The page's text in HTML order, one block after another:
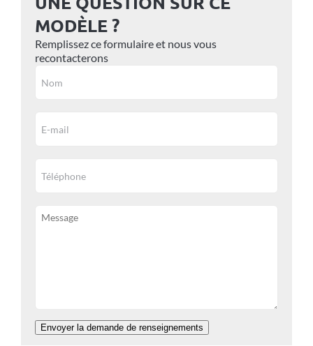
MODÈLE ?
Remplissez ce formulaire et nous vous
recontacterons
Envoyer la demande de renseignements